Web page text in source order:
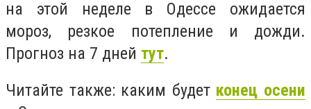
на этой неделе в Одессе ожидается
мороз, резкое потепление и дожди.
Прогноз на 7 дней тут.
Читайте также: каким будет конец осени